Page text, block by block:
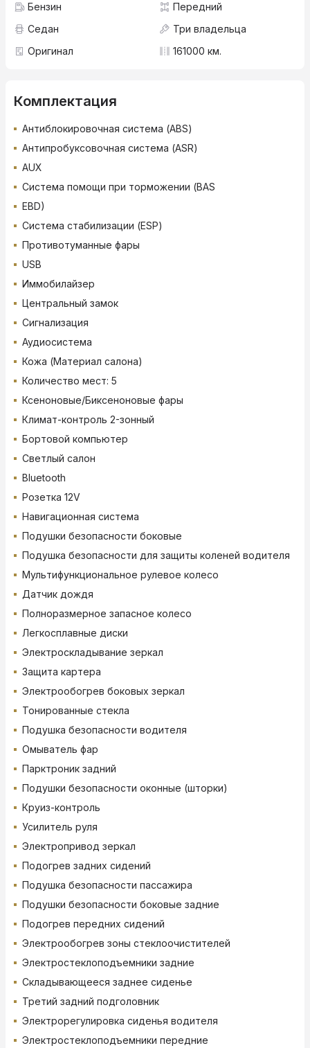
Бензин
Передний
Седан
Три владельца
Оригинал
161000 км.
Комплектация
Антиблокировочная система (ABS)
Антипробуксовочная система (ASR)
AUX
Система помощи при торможении (BAS
EBD)
Система стабилизации (ESP)
Противотуманные фары
USB
Иммобилайзер
Центральный замок
Сигнализация
Аудиосистема
Кожа (Материал салона)
Количество мест: 5
Ксеноновые/Биксеноновые фары
Климат-контроль 2-зонный
Бортовой компьютер
Светлый салон
Bluetooth
Розетка 12V
Навигационная система
Подушки безопасности боковые
Подушка безопасности для защиты коленей водителя
Мультифункциональное рулевое колесо
Датчик дождя
Полноразмерное запасное колесо
Легкосплавные диски
Электроскладывание зеркал
Защита картера
Электрообогрев боковых зеркал
Тонированные стекла
Подушка безопасности водителя
Омыватель фар
Парктроник задний
Подушки безопасности оконные (шторки)
Круиз-контроль
Усилитель руля
Электропривод зеркал
Подогрев задних сидений
Подушка безопасности пассажира
Подушки безопасности боковые задние
Подогрев передних сидений
Электрообогрев зоны стеклоочистителей
Электростеклоподъемники задние
Складывающееся заднее сиденье
Третий задний подголовник
Электрорегулировка сиденья водителя
Электростеклоподъемники передние